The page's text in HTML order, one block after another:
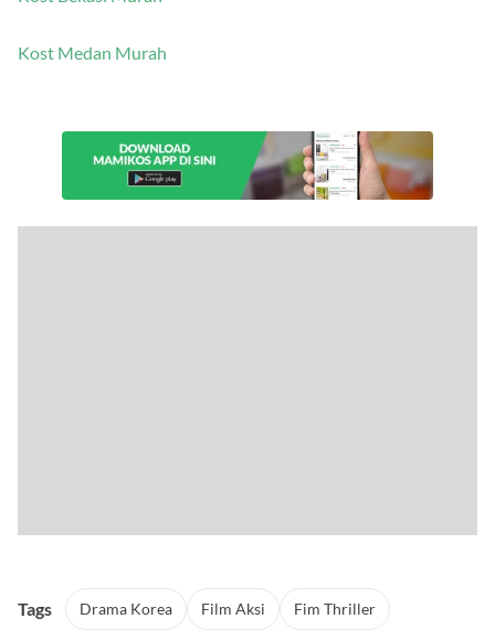
Kost Medan Murah
Tags Drama Korea Film Aksi Fim Thriller